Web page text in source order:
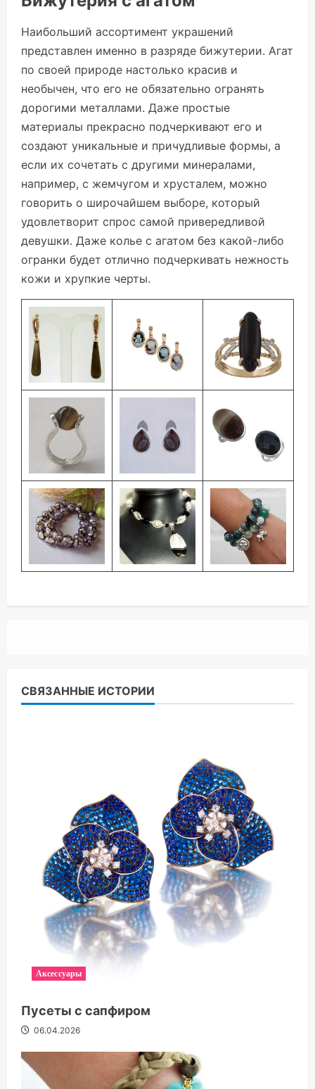
Наибольший ассортимент украшений
представлен именно в разряде бижутерии. Агат
по своей природе настолько красив и
необычен, что его не обязательно огранять
дорогими металлами. Даже простые
материалы прекрасно подчеркивают его и
создают уникальные и причудливые формы, а
если их сочетать с другими минералами,
например, с жемчугом и хрусталем, можно
говорить о широчайшем выборе, который
удовлетворит спрос самой привередливой
девушки. Даже колье с агатом без какой-либо
огранки будет отлично подчеркивать нежность
кожи и хрупкие черты.
СВЯЗАННЫЕ ИСТОРИИ
Аксессуары
Пусеты с сапфиром
06.04.2026